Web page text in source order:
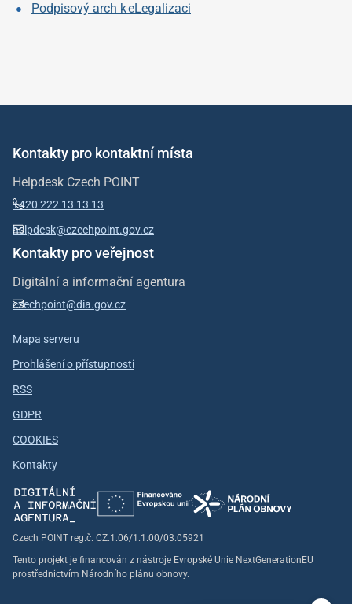
Podpisový arch k eLegalizaci
Kontakty pro kontaktní místa
Helpdesk Czech POINT
+420 222 13 13 13
helpdesk@czechpoint.gov.cz
Kontakty pro veřejnost
Digitální a informační agentura
czechpoint@dia.gov.cz
Mapa serveru
Prohlášení o přístupnosti
RSS
GDPR
COOKIES
Kontakty
Czech POINT reg.č. CZ.1.06/1.1.00/03.05921
Tento projekt je financován z nástroje Evropské Unie NextGenerationEU
prostřednictvím Národního plánu obnovy.